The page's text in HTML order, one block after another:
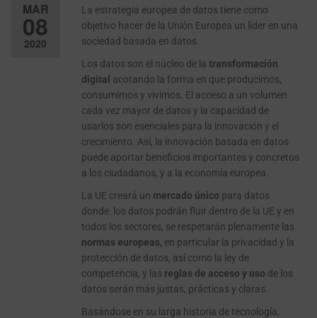
MAR
08
2020
La estrategia europea de datos tiene como
objetivo hacer de la Unión Europea un líder en una
sociedad basada en datos.
Los datos son el núcleo de la transformación
digital acotando la forma en que producimos,
consumimos y vivimos. El acceso a un volumen
cada vez mayor de datos y la capacidad de
usarlos son esenciales para la innovación y el
crecimiento. Así, la innovación basada en datos
puede aportar beneficios importantes y concretos
a los ciudadanos, y a la economía europea.
La UE creará un mercado único para datos
donde: los datos podrán fluir dentro de la UE y en
todos los sectores, se respetarán plenamente las
normas europeas, en particular la privacidad y la
protección de datos, así como la ley de
competencia, y las reglas de acceso y uso de los
datos serán más justas, prácticas y claras.
Basándose en su larga historia de tecnología,